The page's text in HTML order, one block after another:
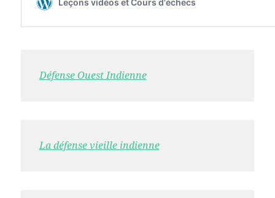
Défense Ouest Indienne
La défense vieille indienne